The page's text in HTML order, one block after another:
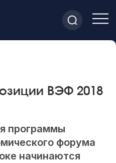
ВЭФ 2018
программы
форума
начинаются